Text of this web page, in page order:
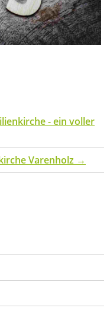
- ein voller
Varenholz →